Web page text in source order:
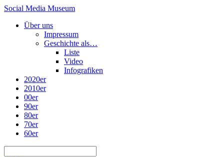
Social Media Museum
Über uns
Impressum
Geschichte als…
Liste
Video
Infografiken
2020er
2010er
00er
90er
80er
70er
60er